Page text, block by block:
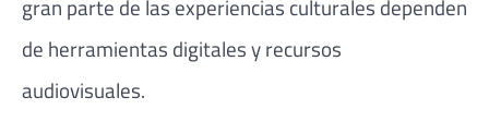
gran parte de las experiencias culturales dependen
de herramientas digitales y recursos
audiovisuales.